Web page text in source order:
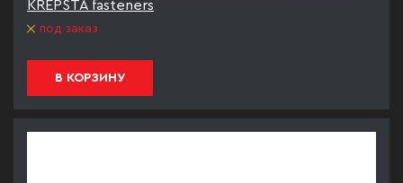
KREPSTA fasteners
под заказ
В КОРЗИНУ